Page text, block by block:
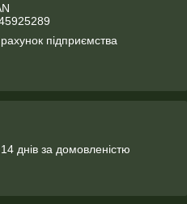
підприємства
днів за домовленістю